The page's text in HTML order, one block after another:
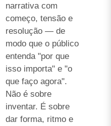
narrativa com
começo, tensão e
resolução — de
modo que o público
entenda "por que
isso importa" e "o
que faço agora".
Não é sobre
inventar. É sobre
dar forma, ritmo e